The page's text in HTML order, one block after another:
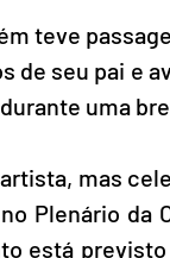
teve
de seu pai e
uma
mas
Plenário da
está